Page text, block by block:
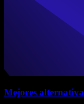
Mejores